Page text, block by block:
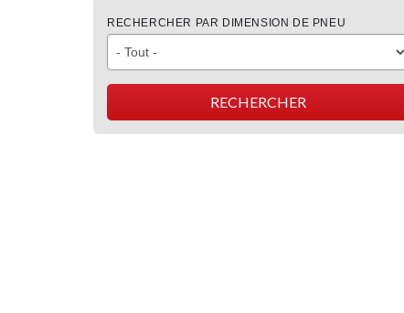
RECHERCHER PAR DIMENSION DE PNEU